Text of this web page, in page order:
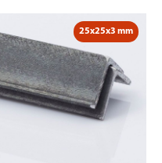
25x25x3 mm